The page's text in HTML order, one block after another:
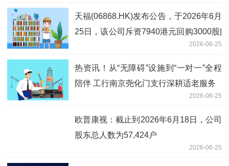
天福(06868.HK)发布公告，于2026年6月
25日，该公司斥资7940港元回购3000股|
2026-06-25
热资讯！从“无障碍”设施到“一对一”全程
陪伴 工行南京尧化门支行深耕适老服务
2026-06-25
欧普康视：截止到2026年6月18日，公司
股东总人数为57,424户
2026-06-25